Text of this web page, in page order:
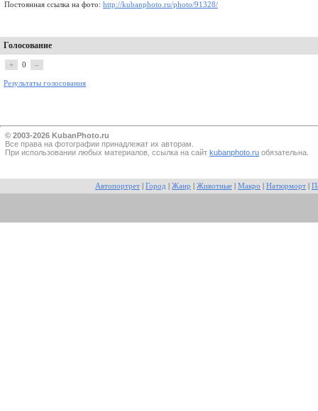
Постоянная ссылка на фото: http://kubanphoto.ru/photo/91328/
Голосование
+ 0 –
Результаты голосования
© 2003-2026 KubanPhoto.ru
Все прaва на фотографии принадлежат их авторам.
При использовании любых материалов, ссылка на сайт kubanphoto.ru обязательна.
Автопортрет Город Жанр Животные Макро Натюрморт